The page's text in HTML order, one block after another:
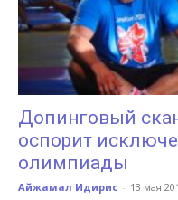
Допинговый
оспорит
олимпиады
Айжамал Идирис - 13 мая